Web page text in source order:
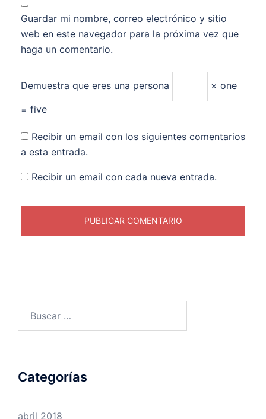
Guardar mi nombre, correo electrónico y sitio
web en este navegador para la próxima vez que
haga un comentario.
Demuestra que eres una persona
× one
= five
Recibir un email con los siguientes comentarios
a esta entrada.
Recibir un email con cada nueva entrada.
Categorías
abril 2018